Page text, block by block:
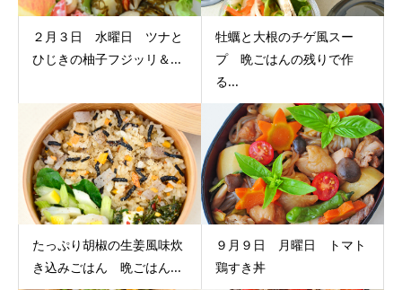
２月３日 水曜日 ツナと
ひじきの柚子フジッリ＆...
牡蠣と大根のチゲ風スー
プ 晩ごはんの残りで作
る...
たっぷり胡椒の生姜風味炊
き込みごはん 晩ごはん...
９月９日 月曜日 トマト
鶏すき丼